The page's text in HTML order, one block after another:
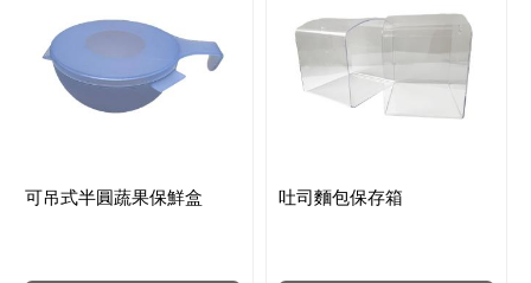
可吊式半圓蔬果保鮮盒 吐司麵包保存箱